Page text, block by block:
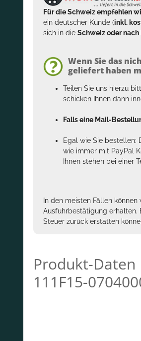
Für die Schweiz empfehlen
ein deutscher Kunde (inkl.
sich in die Schweiz oder
Wenn Sie das
geliefert haben
Teilen Sie uns hierzu
schicken Ihnen dann
Falls eine Mail-
Egal wie Sie bestellen:
wie immer mit PayPal
Ihnen stehen bei einer
In den meisten Fällen können
Ausfuhrbestätigung erhalten.
Steuer zurück erstatten
Produkt-Daten
111F15-